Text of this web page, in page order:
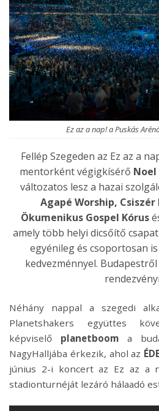
Ez az a nap! a Puskás
Fellép Szegeden az Ez az a
mentorként végigkísérő Noel
változatos lesz a hazai szolgál
Agapé Worship, Csiszér
Ökumenikus Gospel Kórusé
amely több helyi dicsőítő
egyénilegés csoportosan
kedvezménnyel. Budapestről
rendezvé
Néhány nappal a szegedi
Planetshakers együttes kö
képviselő planetboom a
NagyHalljába érkezik, ahol az É
június 2-i koncert az Ez az a
stadionturnéját lezáró hálaadó